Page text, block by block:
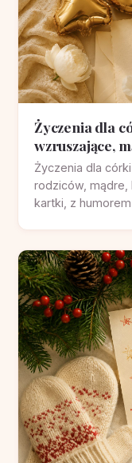
Życzenia dla
wzruszające,
Życzenia dla
rodziców, mądre,
kartki, z humorem